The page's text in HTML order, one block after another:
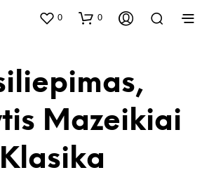
0 0
Mazeikiai
Klasika